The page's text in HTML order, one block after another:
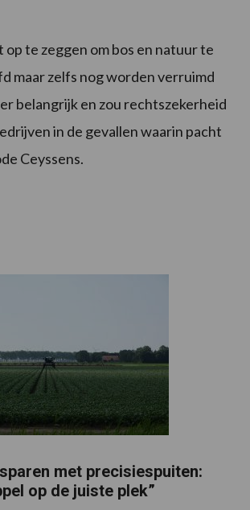
te zeggen om bos en natuur te
maar zelfs nog worden verruimd
belangrijk en zou rechtszekerheid
in de gevallen waarin pacht
Ceyssens.
met precisiespuiten:
op de juiste plek”